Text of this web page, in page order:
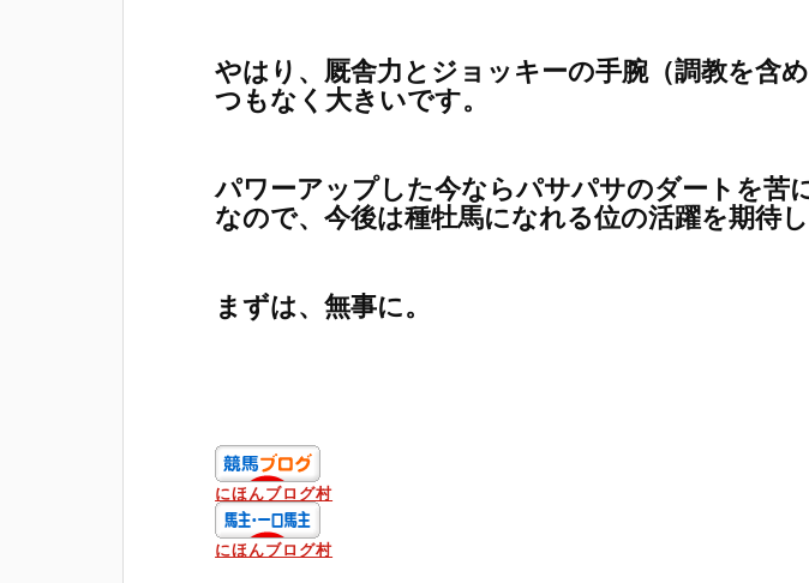
やはり、厩舎力とジョッキーの手腕（調教を含
つもなく大きいです。
パワーアップした今ならパサパサのダートを苦
なので、今後は種牡馬になれる位の活躍を期待し
まずは、無事に。
にほんブログ村
にほんブログ村